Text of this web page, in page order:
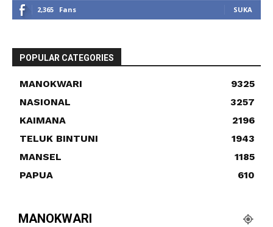
2,365 Fans SUKA
POPULAR CATEGORIES
MANOKWARI
9325
NASIONAL
3257
KAIMANA
2196
TELUK BINTUNI
1943
MANSEL
1185
PAPUA
610
MANOKWARI